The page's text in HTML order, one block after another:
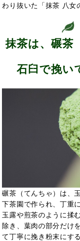
わり抜いた「抹茶 八女
抹茶は、碾茶
石臼で挽い
碾茶（てんちゃ）は、
下茶園で作られ、丁重
玉露や煎茶のように揉
除き、葉肉の部分だけ
て丁寧に挽き粉末にす